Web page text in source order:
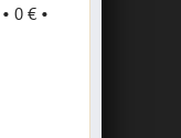
• 0 € •